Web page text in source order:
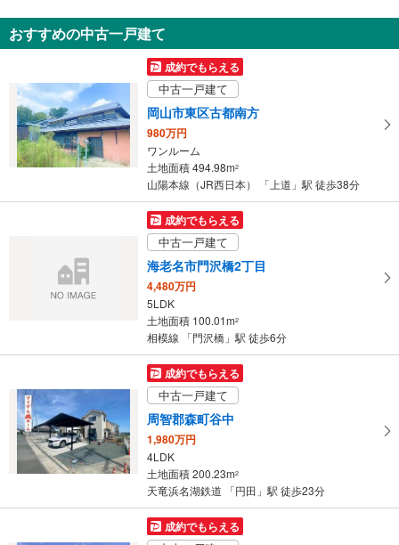
沼津市沢田町
2,590万円
4LDK
土地面積 160.28m
東海道本線（JR東海） 「沼津」駅 徒歩30分
おすすめの中古一戸建て
成約でもらえる
中古一戸建て
岡山市東区古都南方
980万円
ワンルーム
土地面積 494.98m2
山陽本線（JR西日本） 「上道」駅 徒歩38分
成約でもらえる
中古一戸建て
海老名市門沢橋2丁目
4,480万円
5LDK
土地面積 100.01m2
相模線 「門沢橋」駅 徒歩6分
成約でもらえる
中古一戸建て
周智郡森町谷中
1,980万円
4LDK
土地面積 200.23m2
天竜浜名湖鉄道 「円田」駅 徒歩23分
成約でもらえる